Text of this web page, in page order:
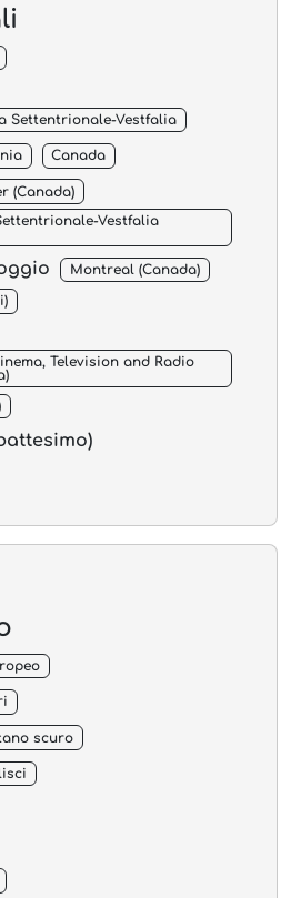
Settentrionale-Vestfalia
Canada
(Canada)
Vestfalia
Montreal (Canada)
Television and Radio
scuro